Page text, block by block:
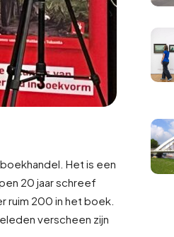
Het is een
20 jaar schreef
ruim 200 in het boek.
verscheen zijn